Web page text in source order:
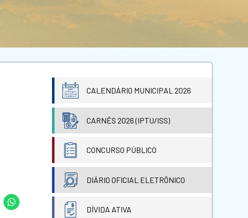
CALENDÁRIO MUNICIPAL 2026
CARNÊS 2026 (IPTU/ISS)
CONCURSO PÚBLICO
DIÁRIO OFICIAL ELETRÔNICO
DÍVIDA ATIVA